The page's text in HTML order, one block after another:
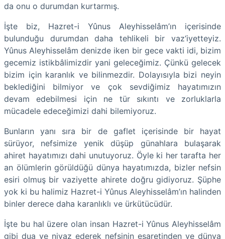
da onu o durumdan kurtarmış.
İşte biz, Hazret-i Yûnus Aleyhisselâm’ın içerisinde
bulunduğu durumdan daha tehlikeli bir vaz‘iyetteyiz.
Yûnus Aleyhisselâm denizde iken bir gece vakti idi, bizim
gecemiz istikbâlimizdir yani geleceğimiz. Çünkü gelecek
bizim için karanlık ve bilinmezdir. Dolayısıyla bizi neyin
beklediğini bilmiyor ve çok sevdiğimiz hayatımızın
devam edebilmesi için ne tür sıkıntı ve zorluklarla
mücadele edeceğimizi dahi bilemiyoruz.
Bunların yanı sıra bir de gaflet içerisinde bir hayat
sürüyor, nefsimize yenik düşüp günahlara bulaşarak
ahiret hayatımızı dahi unutuyoruz. Öyle ki her tarafta her
an ölümlerin görüldüğü dünya hayatımızda, bizler nefsin
esiri olmuş bir vaziyette ahirete doğru gidiyoruz. Şüphe
yok ki bu halimiz Hazret-i Yûnus Aleyhisselâm’ın halinden
binler derece daha karanlıklı ve ürkütücüdür.
İşte bu hal üzere olan insan Hazret-i Yûnus Aleyhisselâm
gibi dua ve niyaz ederek nefsinin esaretinden ve dünya